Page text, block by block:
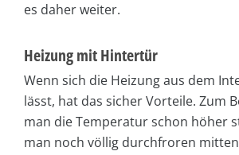
es daher weiter.
Heizung mit Hintertür
Wenn sich die Heizung aus dem
lässt, hat das sicher Vorteile. Zum
man die Temperatur schon höher
man noch völlig durchfroren